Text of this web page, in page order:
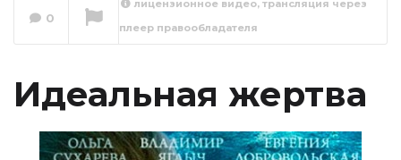
Идеальная жертва
0
лицензионное видео, трансляция через
плеер правообладателя
Идеальная жертва